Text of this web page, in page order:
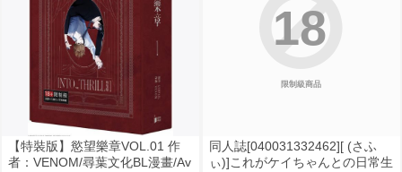
【特裝版】慾望樂章VOL.01 作
者：VENOM/尋葉文化BL漫畫/Av
限制級商品
18
同人誌[040031332462][ (さふ
ぃ)]これがケイちゃんとの日常生